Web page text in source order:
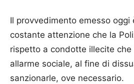
Il provvedimento emesso oggi
costante attenzione che la
rispetto a condotte illecite
allarme sociale, al fine di
sanzionarle, ove necessario.